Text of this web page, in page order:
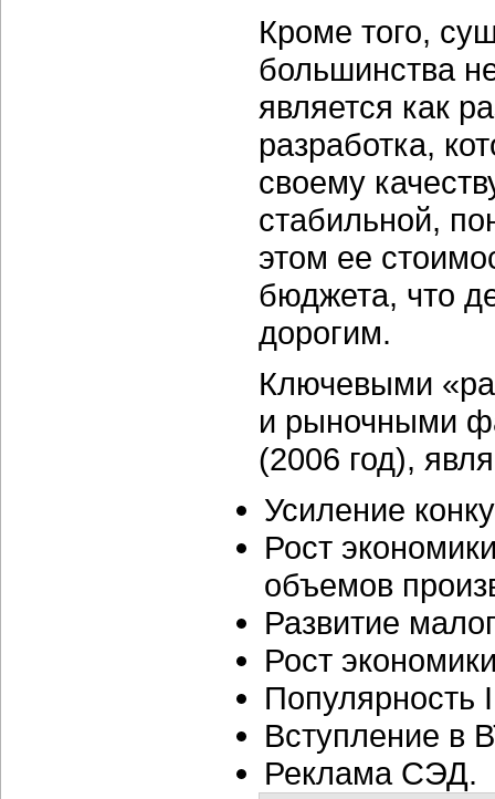
Кроме того,
большинства
является как
разработка,
своему
стабильной,
этом ее
бюджета, что
дорогим.
Ключевыми
и рыночными
(2006 год),
Усиление
Рост
объемов
Развитие
Рост
Популярность
Вступление в
Реклама СЭД.